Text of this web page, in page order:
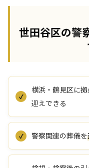
世田谷区の警
横浜・鶴見区に拠
迎えできる
警察関連の葬儀を